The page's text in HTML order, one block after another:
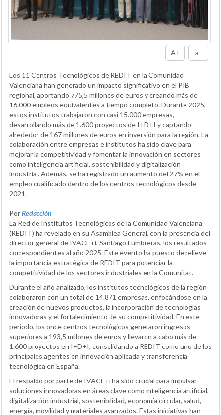
A+ a-
Los 11 Centros Tecnológicos de REDIT en la Comunidad
Valenciana han generado un impacto significativo en el PIB
regional, aportando 775,5 millones de euros y creando más de
16.000 empleos equivalentes a tiempo completo. Durante 2025,
estos institutos trabajaron con casi 15.000 empresas,
desarrollando más de 1.600 proyectos de I+D+I y captando
alrededor de 167 millones de euros en inversión para la región. La
colaboración entre empresas e institutos ha sido clave para
mejorar la competitividad y fomentar la innovación en sectores
como inteligencia artificial, sostenibilidad y digitalización
industrial. Además, se ha registrado un aumento del 27% en el
empleo cualificado dentro de los centros tecnológicos desde
2021.
PorRedacción
La Red de Institutos Tecnológicos de la Comunidad Valenciana
(REDIT) ha revelado en su Asamblea General, con la presencia del
director general de IVACE+i, Santiago Lumbreras, los resultados
correspondientes al año 2025. Este evento ha puesto de relieve
la importancia estratégica de REDIT para potenciar la
competitividad de los sectores industriales en la Comunitat.
Durante el año analizado, los institutos tecnológicos de la región
colaboraron con un total de 14.871 empresas, enfocándose en la
creación de nuevos productos, la incorporación de tecnologías
innovadoras y el fortalecimiento de su competitividad. En este
periodo, los once centros tecnológicos generaron ingresos
superiores a 193,5 millones de euros y llevaron a cabo más de
1.600 proyectos en I+D+I, consolidando a REDIT como uno de los
principales agentes en innovación aplicada y transferencia
tecnológica en España.
El respaldo por parte de IVACE+i ha sido crucial para impulsar
soluciones innovadoras en áreas clave como inteligencia artificial,
digitalización industrial, sostenibilidad, economía circular, salud,
energía, movilidad y materiales avanzados. Estas iniciativas han